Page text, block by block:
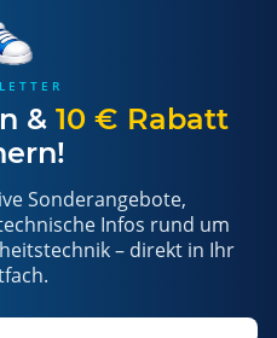
& 10 € Rabatt
Sonderangebote,
Infos rund um
– direkt in Ihr